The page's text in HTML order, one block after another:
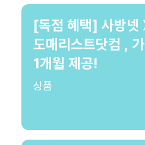
[독점 혜택] 사방넷
도매리스트닷컴 ,
1개월 제공!
상품